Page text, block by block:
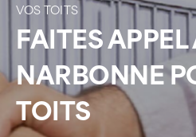
Nos agences
Votre toit
VOS TOITS
FAITES
NARBONNE
TOITS